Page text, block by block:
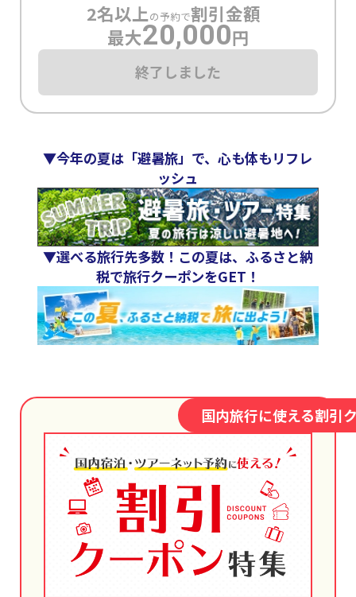
2名以上の予約で割引金額
最大20,000円
終了しました
▼今年の夏は「避暑旅」で、心も体もリフレ
ッシュ
▼選べる旅行先多数！この夏は、ふるさと納
税で旅行クーポンをGET！
国内旅行に使える割引